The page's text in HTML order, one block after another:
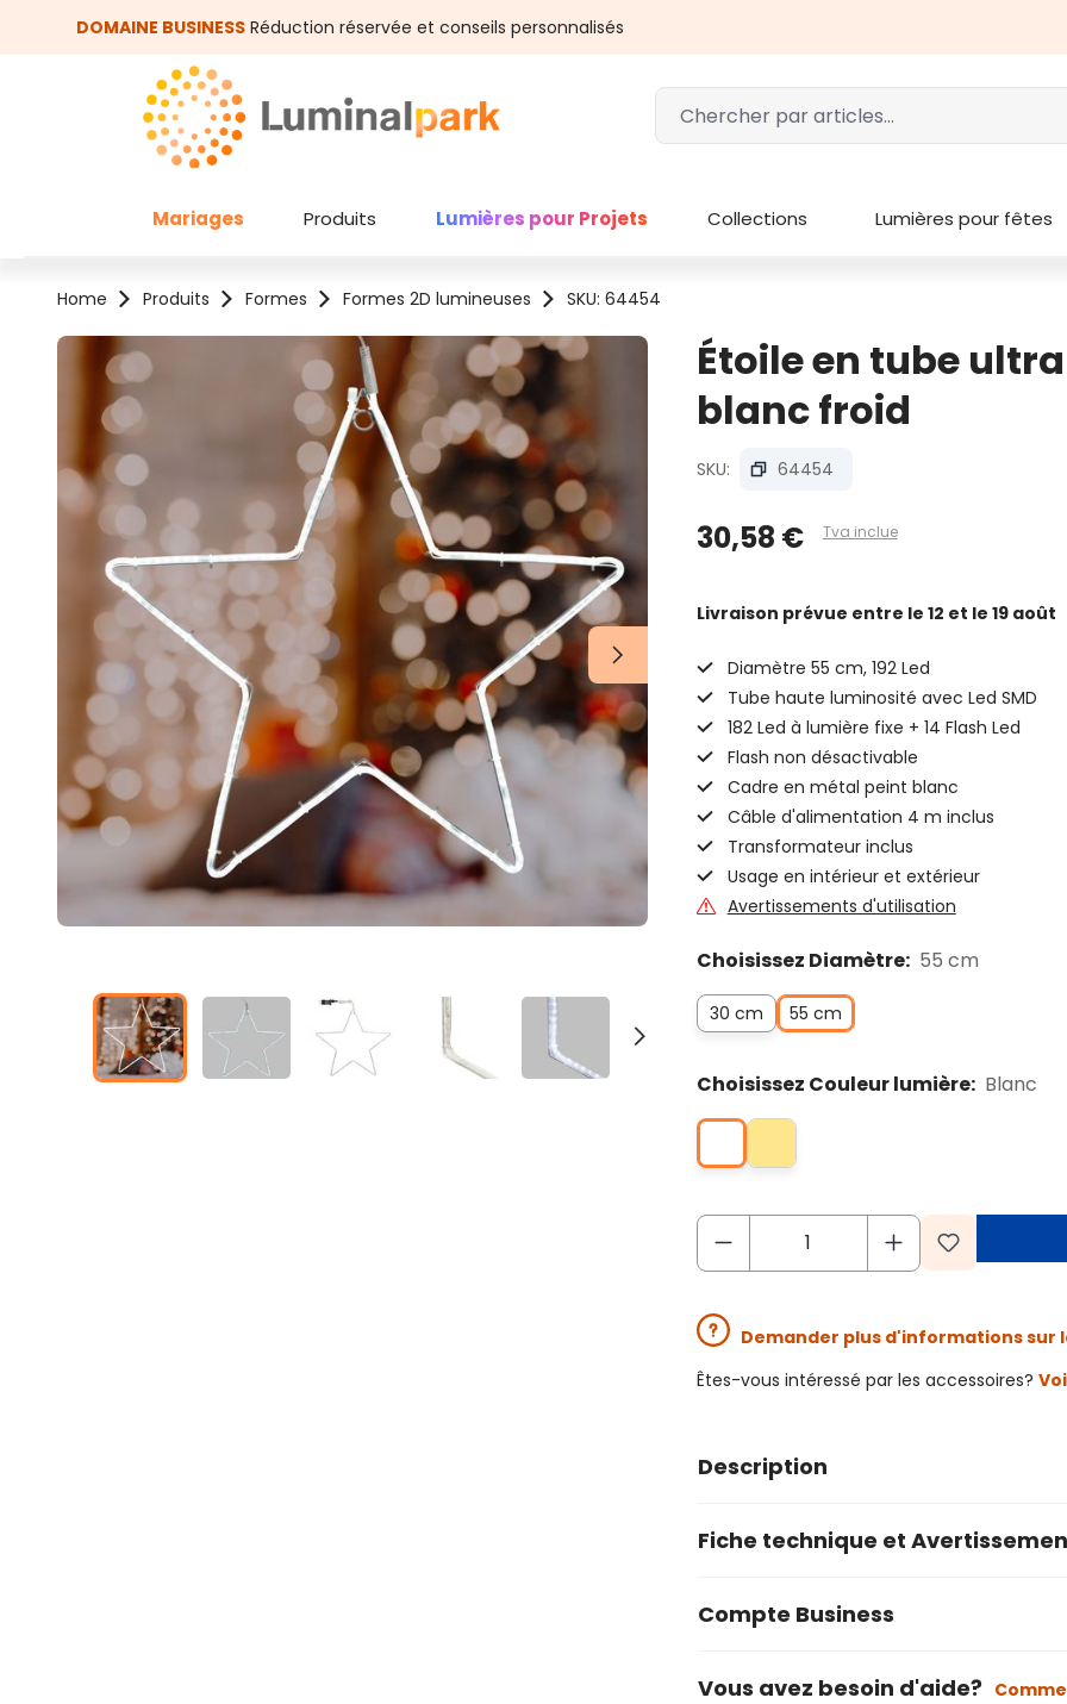
au contenu principal
Passer à la recherche
DOMAINE BUSINESS Réduction réservée et conseils personnalisés
Mariages Produits Lumières pour Projets Collections Lumières pour fêtes
Home Produits Formes Formes 2D lumineuses SKU: 64454
Ignorer la galerie d'images
Étoile en tube
blanc froid
SKU: 64454
30,58 € Tva inclue
Livraison prévue entre le 12 et le 19 août
Diamètre 55 cm, 192 Led
Tube haute luminosité avec Led SMD
182 Led à lumière fixe + 14 Flash Led
Flash non désactivable
Cadre en métal peint blanc
Câble d'alimentation 4 m inclus
Transformateur inclus
Usage en intérieur et extérieur
Avertissements d'utilisation
Choisissez Diamètre: 55 cm
30 cm 55 cm
Choisissez Couleur lumière: Blanc
Demander plus d'informations sur
Êtes-vous intéressé par les accessoires?
Description
Fiche technique et
Compte Business
Vous avez besoin d'aide?